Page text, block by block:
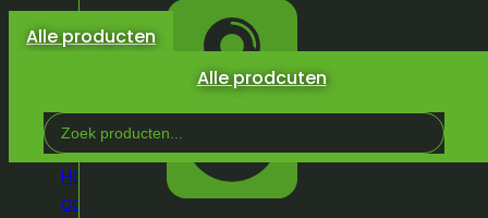
Alle prodcuten
winkelwagen.
Alle producten
Search
...
Home
Winkel Geluid/DJ materiaal
cases
Rack 16u + rodec mkii 180 + den